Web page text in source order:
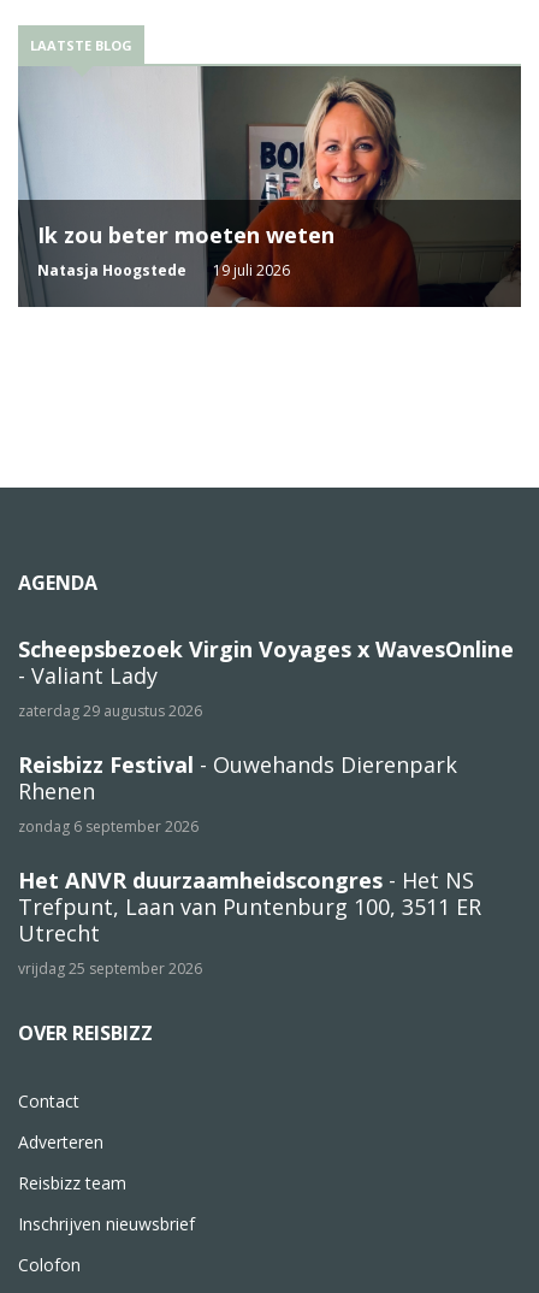
LAATSTE BLOG
Ik zou beter moeten weten
Natasja Hoogstede 19 juli 2026
AGENDA
Scheepsbezoek Virgin Voyages x WavesOnline
- Valiant Lady
zaterdag 29 augustus 2026
Reisbizz Festival - Ouwehands Dierenpark
Rhenen
zondag 6 september 2026
Het ANVR duurzaamheidscongres - Het NS
Trefpunt, Laan van Puntenburg 100, 3511 ER
Utrecht
vrijdag 25 september 2026
OVER REISBIZZ
Contact
Adverteren
Reisbizz team
Inschrijven nieuwsbrief
Colofon